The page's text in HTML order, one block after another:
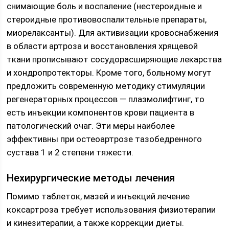
снимающие боль и воспаление (нестероидные и
стероидные противовоспалительные препараты,
миорелаксанты). Для активизации кровоснабжения
в области артроза и восстановления хрящевой
ткани прописывают сосудорасширяющие лекарства
и хондропротекторы. Кроме того, больному могут
предложить современную методику стимуляции
регенераторных процессов — плазмолифтинг, то
есть инъекции компонентов крови пациента в
патологический очаг. Эти меры наиболее
эффективны при остеоартрозе тазобедренного
сустава 1 и 2 степени тяжести.
Нехирургические методы лечения
Помимо таблеток, мазей и инъекций лечение
коксартроза требует использования физиотерапии
и кинезитерапии, а также коррекции диеты.